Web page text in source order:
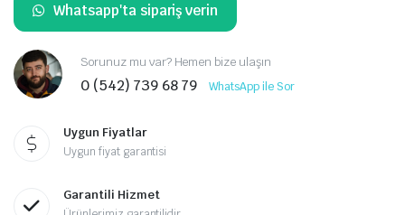
Whatsapp'ta sipariş verin
Sorunuz mu var? Hemen bize ulaşın
0 (542) 739 68 79 WhatsApp ile Sor
Uygun Fiyatlar
Uygun fiyat garantisi
Garantili Hizmet